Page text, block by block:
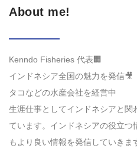
About me!
Kenndo Fisheries 代表🏢
インドネシア全国の魅力を発信🎥
タコなどの水産会社を経営中
生涯仕事としてインドネシアと関
ています。インドネシアの役立つ
もより良い情報を発信していきま